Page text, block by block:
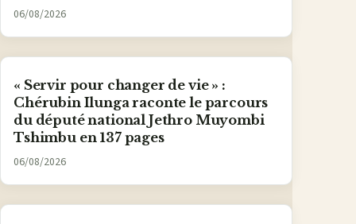
06/08/2026
« Servir pour changer de vie » :
Chérubin Ilunga raconte le parcours
du député national Jethro Muyombi
Tshimbu en 137 pages
06/08/2026